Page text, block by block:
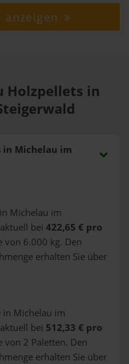
anzeigen
Holzpellets in
in Michelau im
Michelau im
bei 422,65 € pro
von 6.000 kg. Den
erhalten Sie über
in Michelau im
bei 512,33 € pro
von 2 Paletten. Den
erhalten Sie über